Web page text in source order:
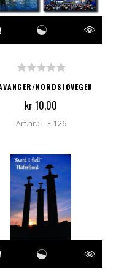
NORDSJØVEGEN
kr 10,00
Art.nr.: L-F-126